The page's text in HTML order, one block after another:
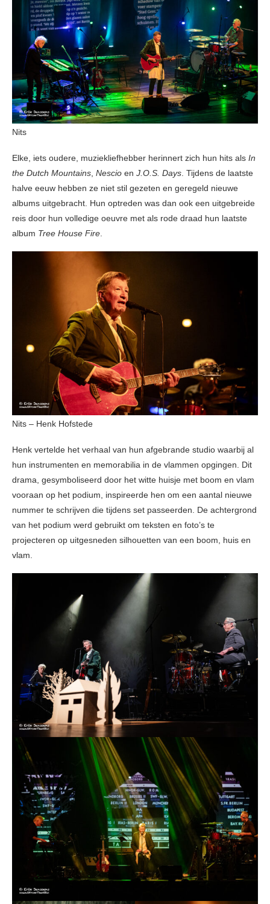
Nits
Elke, iets oudere, muziekliefhebber herinnert zich hun hits als In
the Dutch Mountains, Nescio en J.O.S. Days. Tijdens de laatste
halve eeuw hebben ze niet stil gezeten en geregeld nieuwe
albums uitgebracht. Hun optreden was dan ook een uitgebreide
reis door hun volledige oeuvre met als rode draad hun laatste
album Tree House Fire.
Nits – Henk Hofstede
Henk vertelde het verhaal van hun afgebrande studio waarbij al
hun instrumenten en memorabilia in de vlammen opgingen. Dit
drama, gesymboliseerd door het witte huisje met boom en vlam
vooraan op het podium, inspireerde hen om een aantal nieuwe
nummer te schrijven die tijdens set passeerden. De achtergrond
van het podium werd gebruikt om teksten en foto’s te
projecteren op uitgesneden silhouetten van een boom, huis en
vlam.